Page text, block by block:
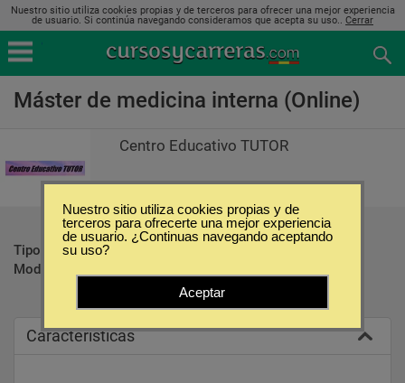
Nuestro sitio utiliza cookies propias y de terceros para ofrecer una mejor experiencia
de usuario. Si continúa navegando consideramos que acepta su uso.. Cerrar
Máster de medicina interna (Online)
Centro Educativo TUTOR
Tipo:
Modalidad:
Caracteristicas
Nuestro sitio utiliza cookies propias y de
terceros para ofrecerte una mejor experiencia
de usuario. ¿Continuas navegando aceptando
su uso?
Aceptar